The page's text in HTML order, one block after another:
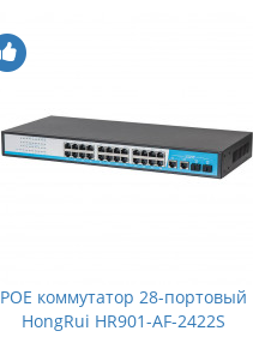
POE коммутатор 28-портовый
HongRui HR901-AF-2422S